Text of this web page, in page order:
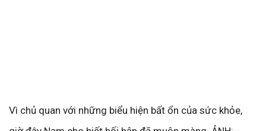
Vì chủ quan với những biểu hiện bất ổn của sức khỏe,